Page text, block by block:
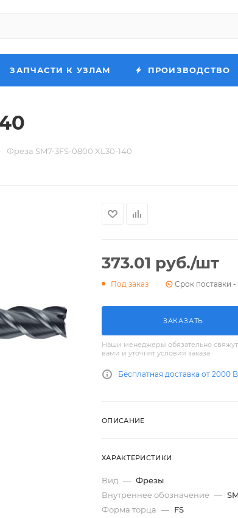
ЗАПЧАСТИ К УЗЛАМ ПРОИЗВОДСТВО
Фреза SM7-3FS-0800 XL30-140
373.01 руб./шт
Под заказ Срок поставки -
ЗАКАЗАТЬ
Наши менеджеры обязательно
вами и уточнят условия заказа
Бесплатная доставка от 2000
ОПИСАНИЕ
ХАРАКТЕРИСТИКИ
Вид — Фрезы
Внутреннее обозначение —
Форма торца — FS